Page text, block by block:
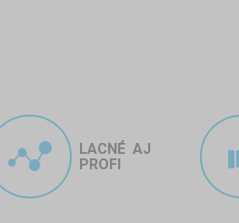
LACNÉ AJ
PROFI